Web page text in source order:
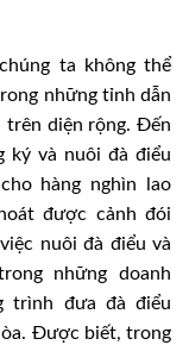
ta không thể
những tỉnh dẫn
trên diện rộng. Đến
ký và nuôi đà điểu
hàng nghìn lao
được cảnh đói
nuôi đà điểu và
những doanh
trình đưa đà điểu
Được biết, trong